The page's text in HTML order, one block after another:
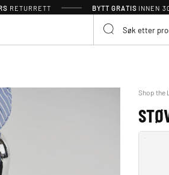
RETURRETT BYTT GRATISINNEN
Shop the